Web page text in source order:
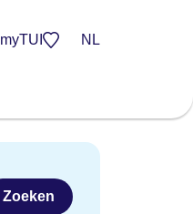
myTUI NL
Zoeken